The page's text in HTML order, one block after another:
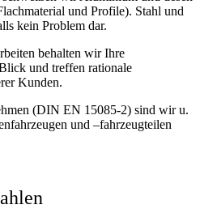
und Profile). Stahl und
kein Problem dar.
behalten wir Ihre
und treffen rationale
Kunden.
(DIN EN 15085-2) sind wir u.
und –fahrzeugteilen